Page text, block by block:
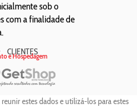
sob o
com a finalidade de
CLIENTES
e Hospedagem
reunir estes dados e utilizá-los para estes